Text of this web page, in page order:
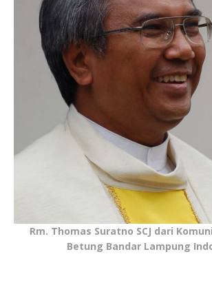
Rm. Thomas Suratno SCJ dari
Betung Bandar Lampung